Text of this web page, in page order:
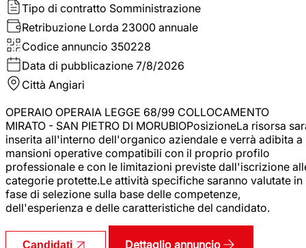
Tipo di contratto Somministrazione
Retribuzione Lorda 23000 annuale
Codice annuncio 350228
Data di pubblicazione 7/8/2026
Città Angiari
OPERAIO OPERAIA LEGGE 68/99 COLLOCAMENTO
MIRATO - SAN PIETRO DI MORUBIOPosizioneLa risorsa
inserita all'interno dell'organico aziendale e verrà adibita a
mansioni operative compatibili con il proprio profilo
professionale e con le limitazioni previste dall'iscrizione
categorie protette.Le attività specifiche saranno valutate in
fase di selezione sulla base delle competenze,
dell'esperienza e delle caratteristiche del candidato.
Candidati Dettaglio annuncio